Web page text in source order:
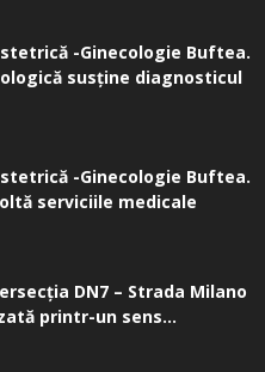
-Ginecologie Buftea.
susţine diagnosticul
-Ginecologie Buftea.
serviciile medicale
DN7 – Strada Milano
printr-un sens...